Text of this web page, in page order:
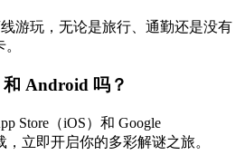
游玩，无论是旅行、通勤还是没有
Android 吗？
Store（iOS）和 Google
，立即开启你的多彩解谜之旅。